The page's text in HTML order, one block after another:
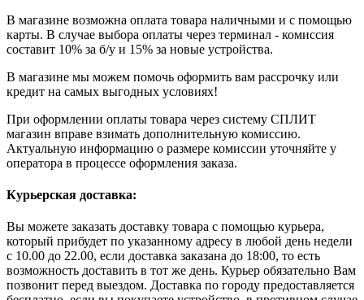
В магазине возможна оплата товара наличными и с помощью
карты. В случае выбора оплаты через терминал - комиссия
составит 10% за б/у и 15% за новые устройства.
В магазине мы можем помочь оформить вам рассрочку или
кредит на самых выгодных условиях!
При оформлении оплаты товара через систему СПЛИТ
магазин вправе взимать дополнительную комиссию.
Актуальную информацию о размере комиссии уточняйте у
оператора в процессе оформления заказа.
Курьерская доставка:
Вы можете заказать доставку товара с помощью курьера,
который прибудет по указанному адресу в любой день недели
с 10.00 до 22.00, если доставка заказана до 18:00, то есть
возможность доставить в тот же день. Курьер обязательно Вам
позвонит перед выездом. Доставка по городу предоставляется